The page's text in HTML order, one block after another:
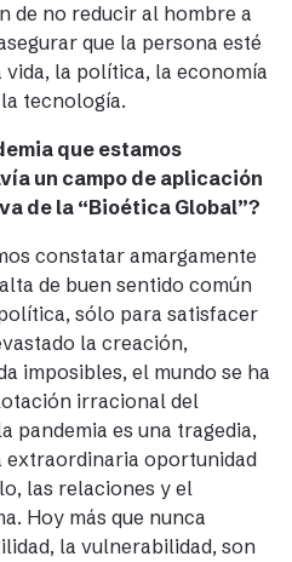
de no reducir al hombre a
que la persona esté
la política, la economía
tecnología.
que estamos
un campo de aplicación
de la “Bioética Global”?
constatar amargamente
de buen sentido común
sólo para satisfacer
la creación,
imposibles, el mundo se ha
irracional del
pandemia es una tragedia,
extraordinaria oportunidad
las relaciones y el
Hoy más que nunca
la vulnerabilidad, son